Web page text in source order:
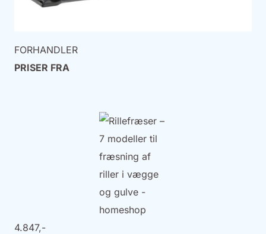
FORHANDLER
PRISER FRA
4.847,-